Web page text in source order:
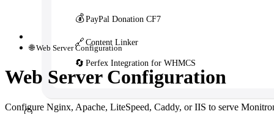
💰PayPal Donation CF7
🔗 Content Linker
🔄 Perfex Integration for WHMCS
🌐 Web Server Configuration
Web Server Configuration
Configure Nginx, Apache, LiteSpeed, Caddy, or IIS to serve